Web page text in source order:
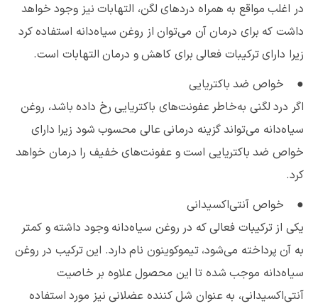
در اغلب مواقع به همراه دردهای لگن، التهابات نیز وجود خواهد
داشت که برای درمان آن می‌توان از روغن سیاه‌دانه استفاده کرد
زیرا دارای ترکیبات فعالی برای کاهش و درمان التهابات است.
● خواص ضد باکتریایی
اگر درد لگنی به‌خاطر عفونت‌های باکتریایی رخ داده باشد، روغن
سیاه‌دانه می‌تواند گزینه درمانی عالی محسوب شود زیرا دارای
خواص ضد باکتریایی است و عفونت‌های خفیف را درمان خواهد
کرد.
● خواص آنتی‌اکسیدانی
یکی از ترکیبات فعالی که در روغن سیاه‌دانه وجود داشته و کمتر
به آن پرداخته می‌شود، تیموکوینون نام دارد. این ترکیب در روغن
سیاه‌دانه موجب شده تا این محصول علاوه بر خاصیت
آنتی‌اکسیدانی، به عنوان شل کننده عضلانی نیز مورد استفاده